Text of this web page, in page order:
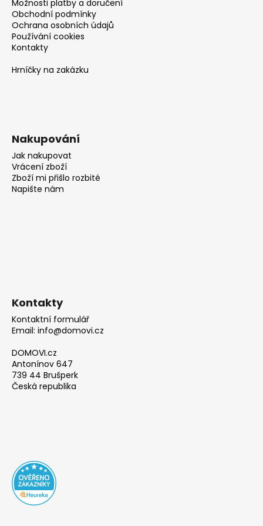
Možnosti platby a doručení
Obchodní podmínky
Ochrana osobních údajů
Používání cookies
Kontakty
Hrníčky na zakázku
Nakupování
Jak nakupovat
Vrácení zboží
Zboží mi přišlo rozbité
Napište nám
Kontakty
Kontaktní formulář
Email: info@domovi.cz
DOMOVI.cz
Antonínov 647
739 44 Brušperk
Česká republika